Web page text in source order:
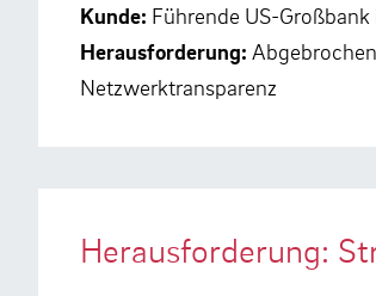
Kunde: Führende US-
Herausforderung:
Netzwerktransparenz
Herausforderung: